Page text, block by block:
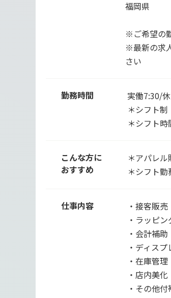
福岡県
※ご希望の
※最新の求
さい
勤務時間
実働7:30/
＊シフト制
＊シフト
こんな方に
おすすめ
＊アパレ
＊シフト
仕事内容
・接客販売
・ラッピン
・会計補助
・ディスプ
・在庫管理
・店内美化
・その他